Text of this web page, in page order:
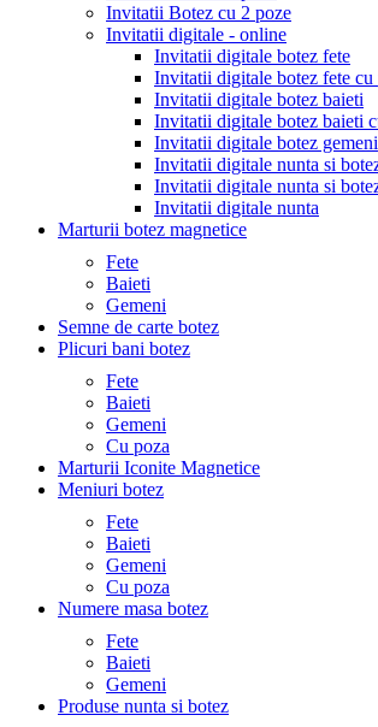
Invitatii Botez cu 2 poze
Invitatii digitale - online
Invitatii digitale botez fete
Invitatii digitale botez fete cu
Invitatii digitale botez baieti
Invitatii digitale botez baieti
Invitatii digitale botez gemeni
Invitatii digitale nunta si
Invitatii digitale nunta si
Invitatii digitale nunta
Marturii botez magnetice
Fete
Baieti
Gemeni
Semne de carte botez
Plicuri bani botez
Fete
Baieti
Gemeni
Cu poza
Marturii Iconite Magnetice
Meniuri botez
Fete
Baieti
Gemeni
Cu poza
Numere masa botez
Fete
Baieti
Gemeni
Produse nunta si botez